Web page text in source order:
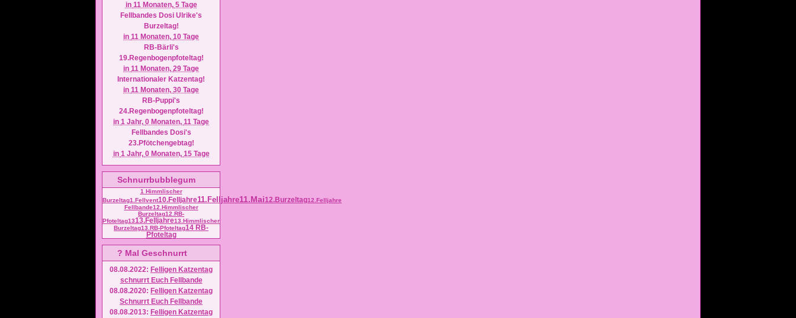
in 11 Monaten, 5 Tage
Fellbandes Dosi Ulrike's
Burzeltag!
in 11 Monaten, 10 Tage
RB-Bärli's
19.Regenbogenpfoteltag!
in 11 Monaten, 29 Tage
Internationaler Katzentag!
in 11 Monaten, 30 Tage
RB-Puppi's
24.Regenbogenpfoteltag!
in 1 Jahr, 0 Monaten, 11 Tage
Fellbandes Dosi's
23.Pfötchengebtag!
in 1 Jahr, 0 Monaten, 15 Tage
Schnurrbubblegum
1 Himmlischer
Burzeltag1.Fellvent10.Felljahre11.Felljahre11.Mai12.Burzeltag12.Felljahre
Fellbande12.Himmlischer
Burzeltag12.RB-
Pfoteltag1313.Felljahre13.Himmlischer
Burzeltag13.RB-Pfoteltag14 RB-
Pfoteltag
? Mal Geschnurrt
08.08.2022: Felligen Katzentag
schnurrt Euch Fellbande
08.08.2020: Felligen Katzentag
Schnurrt Euch Fellbande
08.08.2013: Felligen Katzentag